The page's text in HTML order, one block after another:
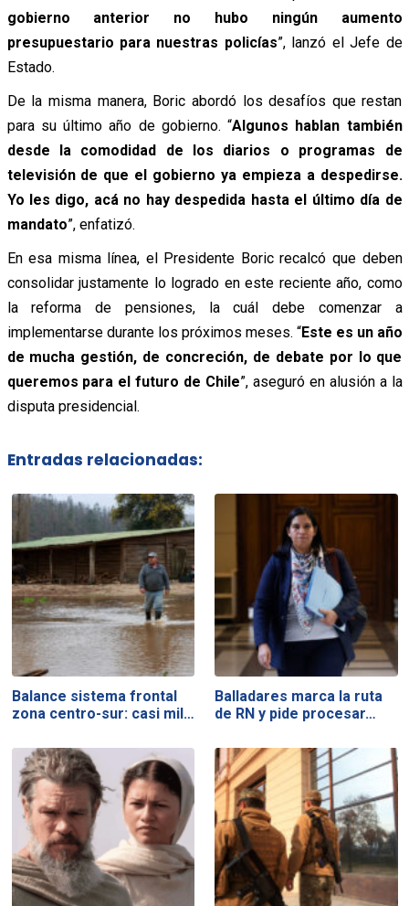
gobierno anterior no hubo ningún aumento
presupuestario para nuestras policías”, lanzó el Jefe de
Estado.
De la misma manera, Boric abordó los desafíos que restan
para su último año de gobierno. “Algunos hablan también
desde la comodidad de los diarios o programas de
televisión de que el gobierno ya empieza a despedirse.
Yo les digo, acá no hay despedida hasta el último día de
mandato”, enfatizó.
En esa misma línea, el Presidente Boric recalcó que deben
consolidar justamente lo logrado en este reciente año, como
la reforma de pensiones, la cuál debe comenzar a
implementarse durante los próximos meses. “Este es un año
de mucha gestión, de concreción, de debate por lo que
queremos para el futuro de Chile”, aseguró en alusión a la
disputa presidencial.
Entradas relacionadas:
Balance sistema frontal
zona centro-sur: casi mil…
Balladares marca la ruta
de RN y pide procesar…